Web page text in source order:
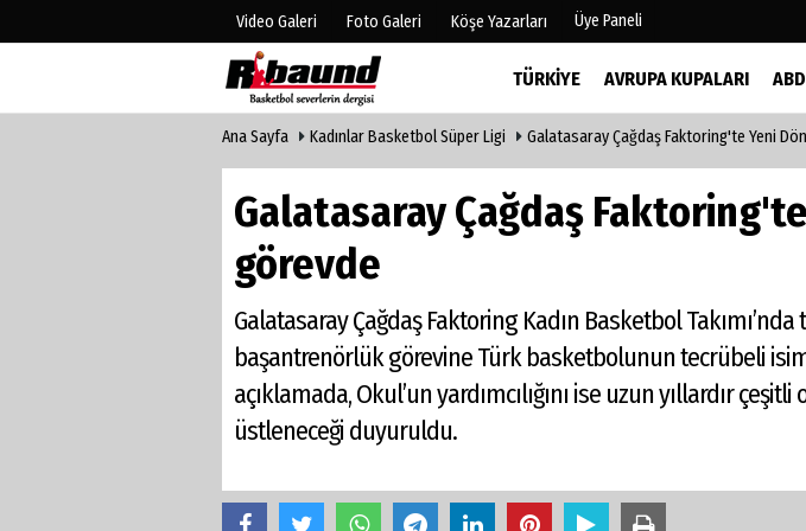
Video Galeri Foto Galeri Köşe Yazarları Üye Paneli
TÜRKIYE AVRUPA KUPALARI ABD
Hava Durumu
Anketler
Biyografiler
Ana Sayfa Kadınlar Basketbol Süper Ligi Galatasaray Çağdaş Faktoring'te Yeni
Galatasaray Çağdaş
görevde
Galatasaray Çağdaş Faktoring Kadın Basketbol
başantrenörlük görevine Türk basketbolunun tecrübeli
açıklamada, Okul’un yardımcılığını ise uzun yıllardır
üstleneceği duyuruldu.